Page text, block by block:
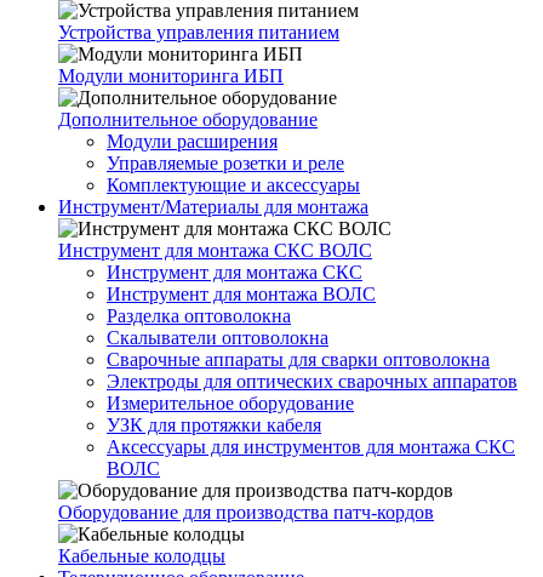
Устройства управления питанием
Модули мониторинга ИБП
Дополнительное оборудование
Модули расширения
Управляемые розетки и реле
Комплектующие и аксессуары
Инструмент/Материалы для монтажа
Инструмент для монтажа СКС ВОЛС
Инструмент для монтажа СКС
Инструмент для монтажа ВОЛС
Разделка оптоволокна
Скалыватели оптоволокна
Сварочные аппараты для сварки оптоволокна
Электроды для оптических сварочных аппаратов
Измерительное оборудование
УЗК для протяжки кабеля
Аксессуары для инструментов для монтажа СКС
ВОЛС
Оборудование для производства патч-кордов
Кабельные колодцы